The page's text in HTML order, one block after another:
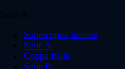
Serie A
Supercoppa Italiana
Serie A
Coppa Italia
Serie B